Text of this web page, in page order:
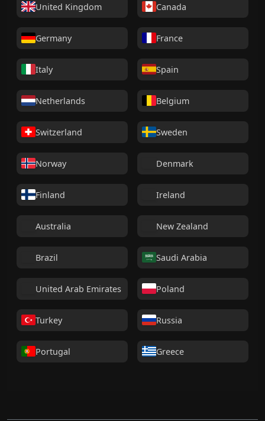
United Kingdom Canada
Germany France
Italy Spain
Netherlands Belgium
Switzerland Sweden
Norway Denmark
Finland Ireland
Australia New Zealand
Brazil Saudi Arabia
United Arab Emirates Poland
Turkey Russia
Portugal Greece